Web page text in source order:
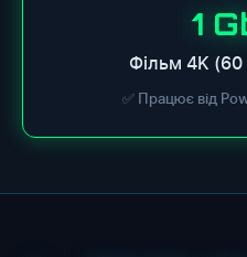
1
Фільм 4K (60
✅ Працює від